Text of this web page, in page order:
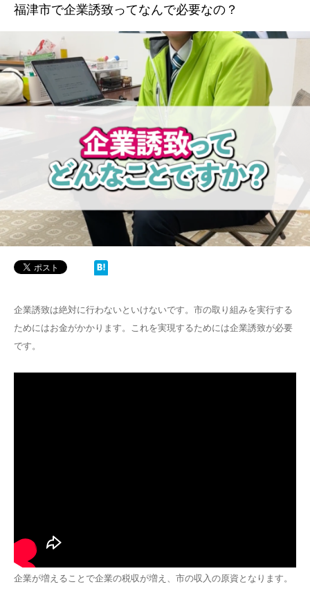
福津市で企業誘致ってなんで必要なの？
企業誘致は絶対に行わないといけないです。市の取り組みを実行する
ためにはお金がかかります。これを実現するためには企業誘致が必要
です。
企業が増えることで企業の税収が増え、市の収入の原資となります。